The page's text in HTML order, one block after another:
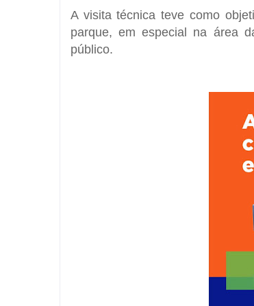
A visita técnica teve como
parque, em especial na área
público.